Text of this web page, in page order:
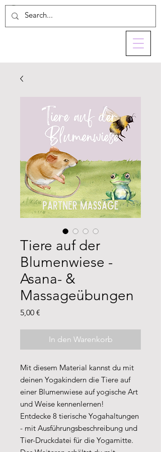
Tiere auf der
Blumenwiese -
Asana- &
Massageübungen
5,00 €
In den Warenkorb
Mit diesem Material kannst du mit
deinen Yogakindern die Tiere auf
einer Blumenwiese auf yogische Art
und Weise kennenlernen!
Entdecke 8 tierische Yogahaltungen
- mit Ausführungsbeschreibung und
Tier-Druckdatei für die Yogamitte.